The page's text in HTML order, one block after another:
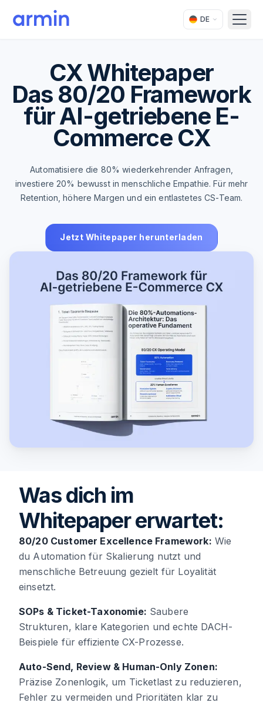
DE
CX Whitepaper
Das 80/20 Framework
für AI-getriebene E-
Commerce CX
Automatisiere die 80% wiederkehrender Anfragen,
investiere 20% bewusst in menschliche Empathie. Für mehr
Retention, höhere Margen und ein entlastetes CS-Team.
Jetzt Whitepaper herunterladen
Was dich im
Whitepaper erwartet:
80/20 Customer Excellence Framework: Wie
du Automation für Skalierung nutzt und
menschliche Betreuung gezielt für Loyalität
einsetzt.
SOPs & Ticket-Taxonomie: Saubere
Strukturen, klare Kategorien und echte DACH-
Beispiele für effiziente CX-Prozesse.
Auto-Send, Review & Human-Only Zonen:
Präzise Zonenlogik, um Ticketlast zu reduzieren,
Fehler zu vermeiden und Prioritäten klar zu